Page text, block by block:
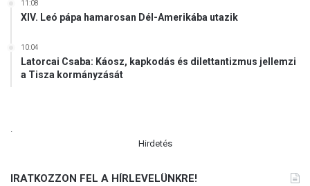
11:08
XIV. Leó pápa hamarosan Dél-Amerikába utazik
10:04
Latorcai Csaba: Káosz, kapkodás és dilettantizmus jellemzi
a Tisza kormányzását
Hirdetés
IRATKOZZON FEL A HÍRLEVELÜNKRE!